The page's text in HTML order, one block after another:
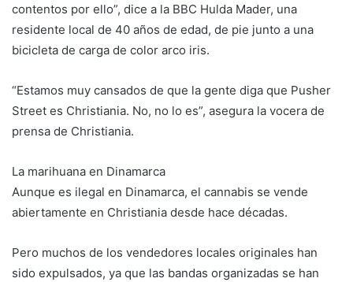
contentos por ello”, dice a la BBC Hulda Mader, una
residente local de 40 años de edad, de pie junto a una
bicicleta de carga de color arco iris.
“Estamos muy cansados de que la gente diga que Pusher
Street es Christiania. No, no lo es”, asegura la vocera de
prensa de Christiania.
La marihuana en Dinamarca
Aunque es ilegal en Dinamarca, el cannabis se vende
abiertamente en Christiania desde hace décadas.
Pero muchos de los vendedores locales originales han
sido expulsados, ya que las bandas organizadas se han